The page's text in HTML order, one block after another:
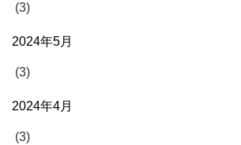
(3)
2024年5月
(3)
2024年4月
(3)